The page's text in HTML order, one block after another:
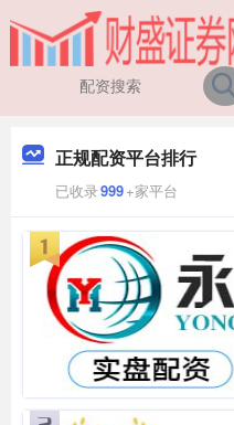
正规配资平台排行
已收录999+家平台